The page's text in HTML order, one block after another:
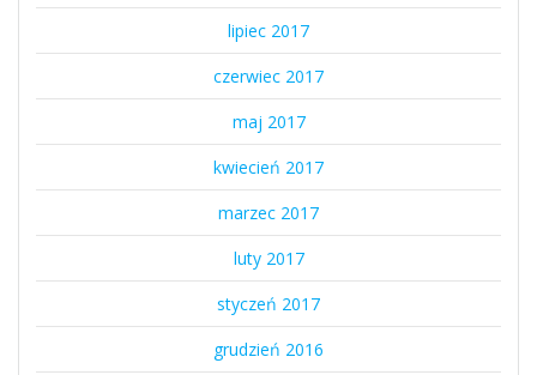
lipiec 2017
czerwiec 2017
maj 2017
kwiecień 2017
marzec 2017
luty 2017
styczeń 2017
grudzień 2016